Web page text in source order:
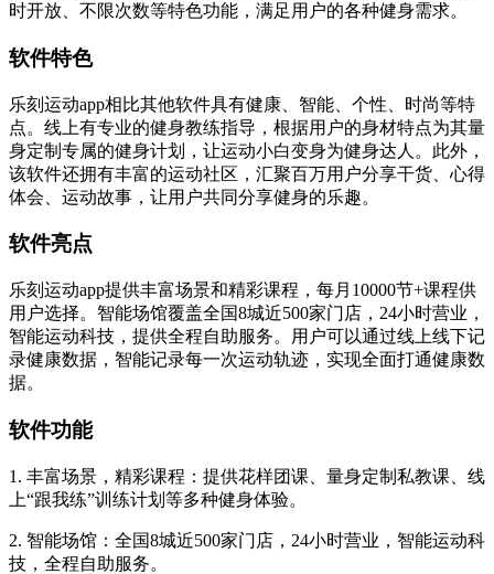
时开放、不限次数等特色功能，满足用户的各种健身需求。
软件特色
乐刻运动app相比其他软件具有健康、智能、个性、时尚等特
点。线上有专业的健身教练指导，根据用户的身材特点为其量
身定制专属的健身计划，让运动小白变身为健身达人。此外，
该软件还拥有丰富的运动社区，汇聚百万用户分享干货、心得
体会、运动故事，让用户共同分享健身的乐趣。
软件亮点
乐刻运动app提供丰富场景和精彩课程，每月10000节+课程供
用户选择。智能场馆覆盖全国8城近500家门店，24小时营业，
智能运动科技，提供全程自助服务。用户可以通过线上线下记
录健康数据，智能记录每一次运动轨迹，实现全面打通健康数
据。
软件功能
1. 丰富场景，精彩课程：提供花样团课、量身定制私教课、线
上“跟我练”训练计划等多种健身体验。
2. 智能场馆：全国8城近500家门店，24小时营业，智能运动科
技，全程自助服务。